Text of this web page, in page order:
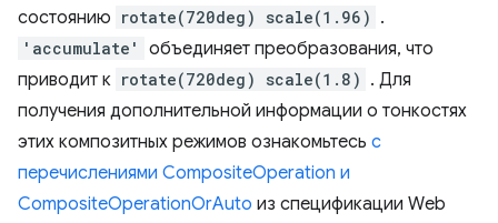
состоянию rotate(720deg) scale(1.96) .
'accumulate'
объединяет преобразования, что
приводит к rotate(720deg) scale(1.8) . Для
получения дополнительной информации о тонкостях
этих композитных режимов ознакомьтесь с
перечислениями CompositeOperation и
CompositeOperationOrAuto из спецификации Web